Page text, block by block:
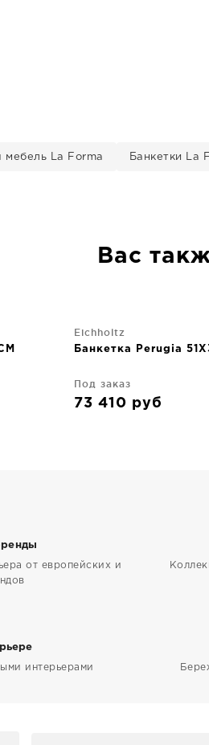
мебель La Forma Банкетки La
Вас
Eichholtz
Банкетка Perugia
Под заказ
73 410 руб
от европейских и
интерьерами